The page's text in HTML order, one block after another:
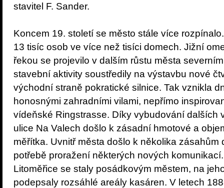
stavitel F. Sander.
Koncem 19. století se město stále více
13 tisíc osob ve více než tisíci domech. Jižní
řekou se projevilo v dalším růstu města
stavební aktivity soustředily na výstavbu nové
východní straně pokratické silnice. Tak vznikla
honosnými zahradními vilami, nepřímo
vídeňské Ringstrasse. Díky vybudování dalších
ulice Na Valech došlo k zásadní hmotové a
měřítka. Uvnitř města došlo k několika zásahům
potřebě proražení některých nových komunikací.
Litoměřice se staly posádkovým městem, na
podepsaly rozsáhlé areály kasáren. V letech